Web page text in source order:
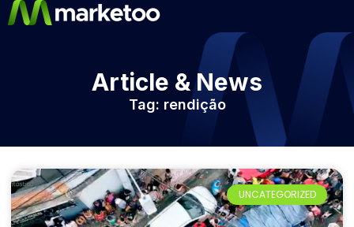
Article & News
Tag: rendição
UNCATEGORIZED